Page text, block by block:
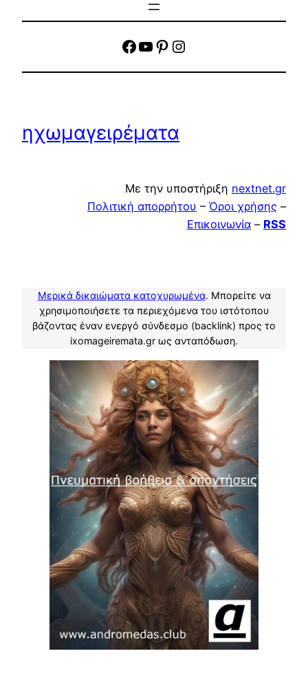
facebook
YouTube
Pinterest
Instagram
ηχωμαγειρέματα
Με την υποστήριξη nextnet.gr
Πολιτική απορρήτου – Όροι χρήσης –
Επικοινωνία – RSS
Μερικά δικαιώματα κατοχυρωμένα. Μπορείτε να
χρησιμοποιήσετε τα περιεχόμενα του ιστότοπου
βάζοντας έναν ενεργό σύνδεσμο (backlink) προς το
ixomageiremata.gr ως ανταπόδωση.